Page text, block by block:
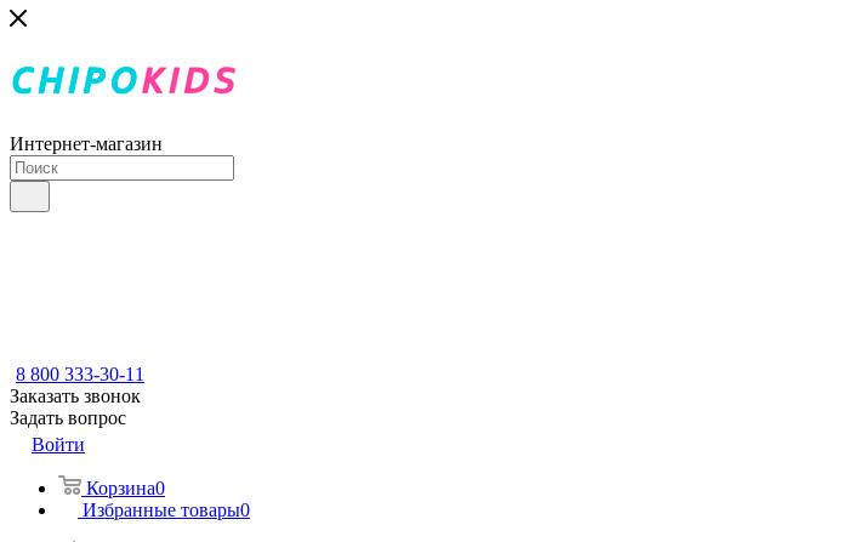
Интернет-магазин
8 800 333-30-11
Заказать звонок
Задать вопрос
Войти
Корзина0
Избранные товары0